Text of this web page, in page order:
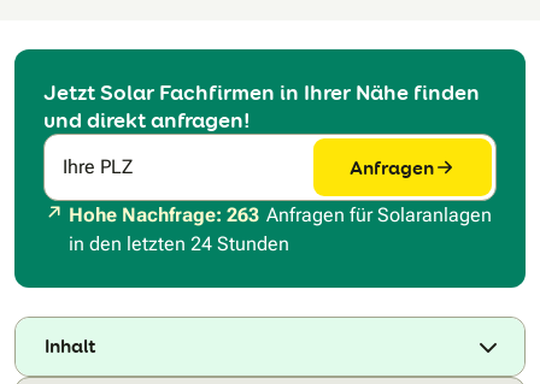
Jetzt Solar Fachfirmen in Ihrer Nähe finden
und direkt anfragen!
Ihre PLZ Anfragen
Hohe Nachfrage: 263 Anfragen für Solaranlagen
in den letzten 24 Stunden
Inhalt